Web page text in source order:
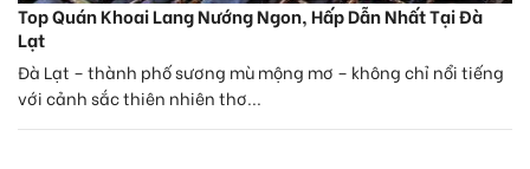
Top Quán Khoai Lang Nướng Ngon, Hấp Dẫn Nhất Tại Đà
Lạt
Đà Lạt – thành phố sương mù mộng mơ – không chỉ nổi tiếng
với cảnh sắc thiên nhiên thơ...